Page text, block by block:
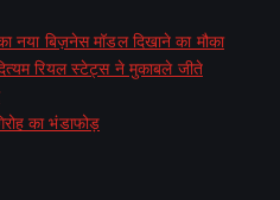
नया बिज़नेस मॉडल दिखाने का मौका
रियल स्टेट्स ने मुकाबले जीते
का भंडाफोड़